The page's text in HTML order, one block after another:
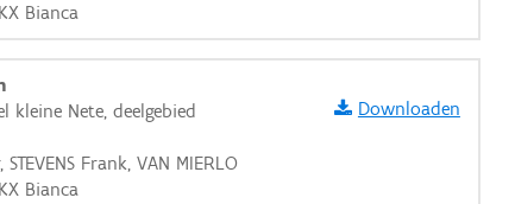
Bianca
kleine Nete, deelgebied
Frank, VAN MIERLO
Bianca
Downloaden